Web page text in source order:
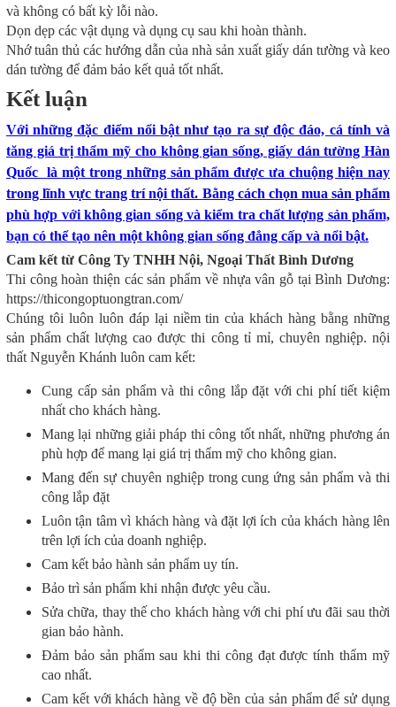
và không có bất kỳ lỗi nào.
Dọn dẹp các vật dụng và dụng cụ sau khi hoàn thành.
Nhớ tuân thủ các hướng dẫn của nhà sản xuất giấy dán tường và keo
dán tường để đảm bảo kết quả tốt nhất.
Kết luận
Với những đặc điểm nổi bật như tạo ra sự độc đáo, cá tính và
tăng giá trị thẩm mỹ cho không gian sống, giấy dán tường Hàn
Quốc là một trong những sản phẩm được ưa chuộng hiện nay
trong lĩnh vực trang trí nội thất. Bằng cách chọn mua sản phẩm
phù hợp với không gian sống và kiểm tra chất lượng sản phẩm,
bạn có thể tạo nên một không gian sống đẳng cấp và nổi bật.
Cam kết từ Công Ty TNHH Nội, Ngoại Thất Bình Dương
Thi công hoàn thiện các sản phẩm về nhựa vân gỗ tại Bình Dương:
https://thicongoptuongtran.com/
Chúng tôi luôn luôn đáp lại niềm tin của khách hàng bằng những
sản phẩm chất lượng cao được thi công tỉ mỉ, chuyên nghiệp. nội
thất Nguyễn Khánh luôn cam kết:
Cung cấp sản phẩm và thi công lắp đặt với chi phí tiết kiệm
nhất cho khách hàng.
Mang lại những giải pháp thi công tốt nhất, những phương án
phù hợp để mang lại giá trị thẩm mỹ cho không gian.
Mang đến sự chuyên nghiệp trong cung ứng sản phẩm và thi
công lắp đặt
Luôn tận tâm vì khách hàng và đặt lợi ích của khách hàng lên
trên lợi ích của doanh nghiệp.
Cam kết bảo hành sản phẩm uy tín.
Bảo trì sản phẩm khi nhận được yêu cầu.
Sửa chữa, thay thế cho khách hàng với chi phí ưu đãi sau thời
gian bảo hành.
Đảm bảo sản phẩm sau khi thi công đạt được tính thẩm mỹ
cao nhất.
Cam kết với khách hàng về độ bền của sản phẩm để sử dụng